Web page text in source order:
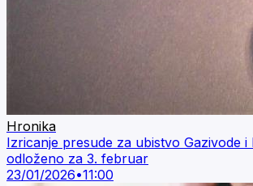
Hronika
Izricanje presude za ubistvo Gazivode i
odloženo za 3. februar
23/01/2026•11:00